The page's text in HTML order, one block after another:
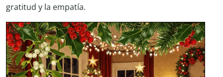
gratitud y la empatía.